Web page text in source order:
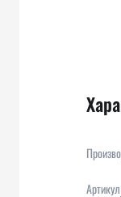
Артикул